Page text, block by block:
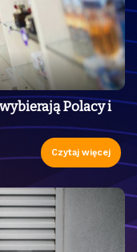
Polacy i
Czytaj więcej